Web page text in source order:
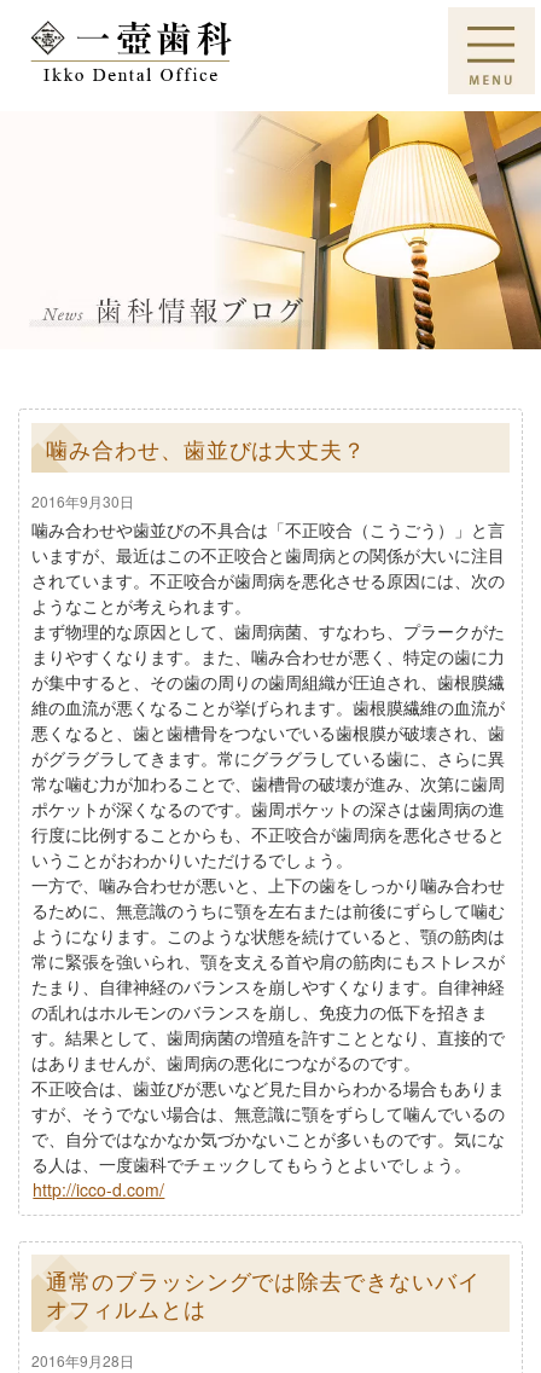
噛み合わせ、歯並びは大丈夫？
2016年9月30日
噛み合わせや歯並びの不具合は「不正咬合（こうごう）」と言
いますが、最近はこの不正咬合と歯周病との関係が大いに注目
されています。不正咬合が歯周病を悪化させる原因には、次の
ようなことが考えられます。
まず物理的な原因として、歯周病菌、すなわち、プラークがた
まりやすくなります。また、噛み合わせが悪く、特定の歯に力
が集中すると、その歯の周りの歯周組織が圧迫され、歯根膜繊
維の血流が悪くなることが挙げられます。歯根膜繊維の血流が
悪くなると、歯と歯槽骨をつないでいる歯根膜が破壊され、歯
がグラグラしてきます。常にグラグラしている歯に、さらに異
常な噛む力が加わることで、歯槽骨の破壊が進み、次第に歯周
ポケットが深くなるのです。歯周ポケットの深さは歯周病の進
行度に比例することからも、不正咬合が歯周病を悪化させると
いうことがおわかりいただけるでしょう。
一方で、噛み合わせが悪いと、上下の歯をしっかり噛み合わせ
るために、無意識のうちに顎を左右または前後にずらして噛む
ようになります。このような状態を続けていると、顎の筋肉は
常に緊張を強いられ、顎を支える首や肩の筋肉にもストレスが
たまり、自律神経のバランスを崩しやすくなります。自律神経
の乱れはホルモンのバランスを崩し、免疫力の低下を招きま
す。結果として、歯周病菌の増殖を許すこととなり、直接的で
はありませんが、歯周病の悪化につながるのです。
不正咬合は、歯並びが悪いなど見た目からわかる場合もありま
すが、そうでない場合は、無意識に顎をずらして噛んでいるの
で、自分ではなかなか気づかないことが多いものです。気にな
る人は、一度歯科でチェックしてもらうとよいでしょう。
http://icco-d.com/
通常のブラッシングでは除去できないバイ
オフィルムとは
2016年9月28日